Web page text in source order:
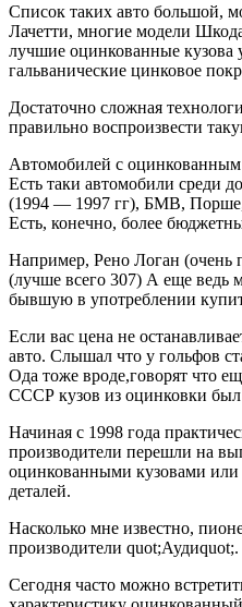
Список таких авто большой,
Лачетти, многие модели
лучшие оцинкованные
гальванические цинковое
Достаточно сложная
правильно воспроизвести
Автомобилей с оцинкованным
Есть таки автомобили среди
(1994 — 1997 гг), БМВ, Порше,
Есть, конечно, более
Например, Рено Логан
(лучше всего 307) А еще ведь
бывшую в употреблении
Если вас цена не
авто. Слышал что у гольфов
Ода тоже вроде,говорят что
СССР кузов из оцинковки
Начиная с 1998 года
производители перешли на
оцинкованными кузовами
деталей.
Насколько мне известно,
производители quot;Аудиquot;.
Сегодня часто можно